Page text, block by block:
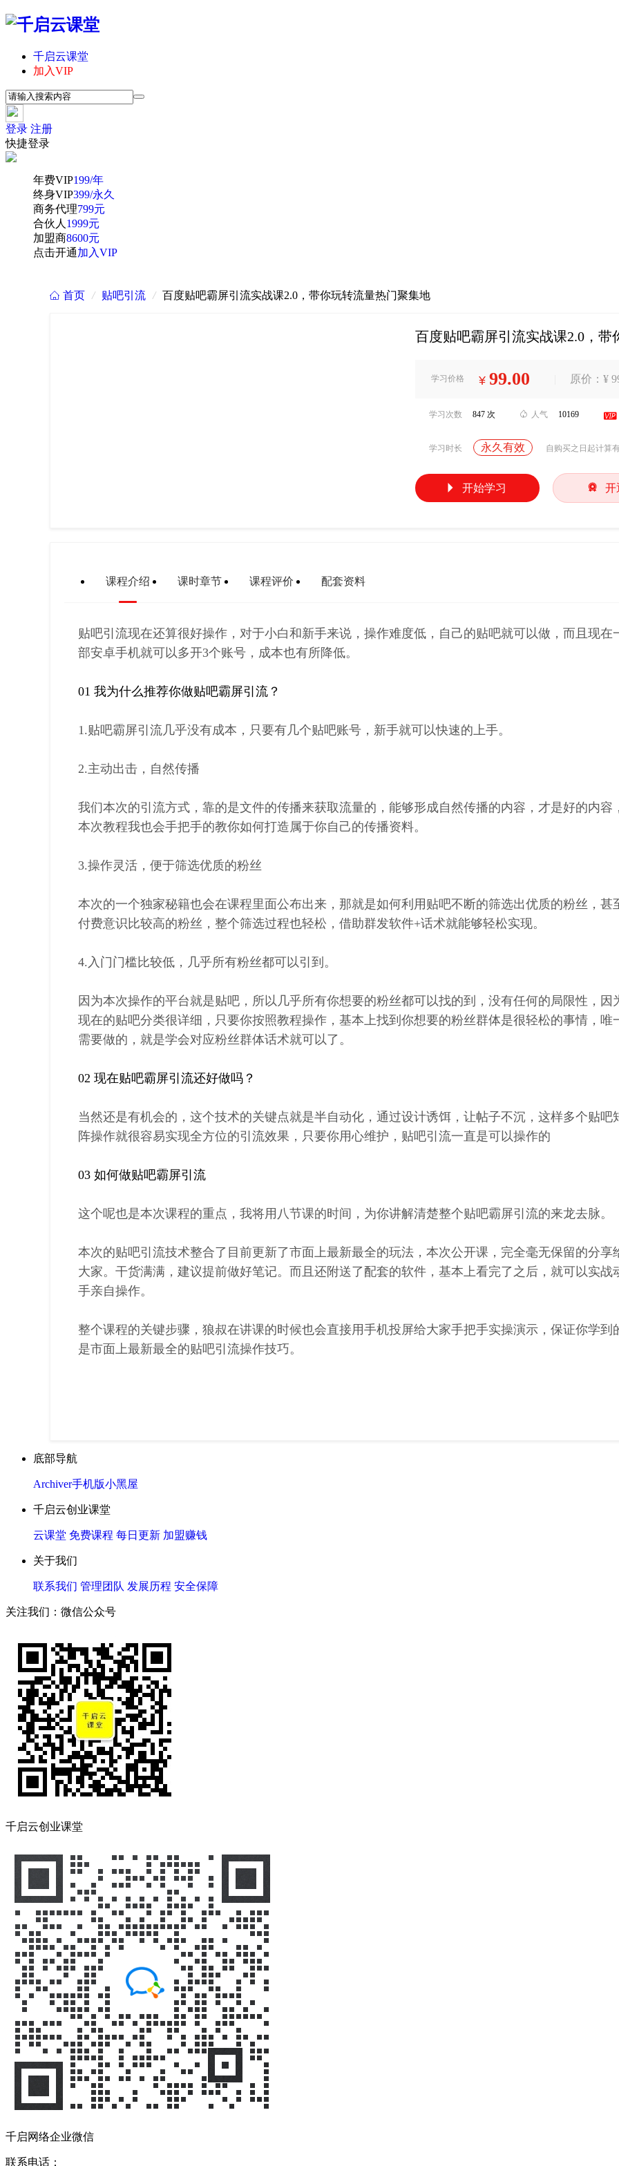
千启云课堂
加入VIP
登录 注册
快捷登录
年费VIP199/年
终身VIP399/永久
商务代理799元
合伙人 1999元
加盟商8600元
点击开通加入VIP
 首页 / 贴吧引流 / 百度贴吧霸屏引流实战课2.0，带你玩转流量热门聚集地
百度贴吧霸屏引流实战课2.0，带
学习价格 ¥ 99.00 原价：¥
学习次数 847 次  人气 10169 
学习时长 永久有效 自购买之日起计算
 开始学习  开
课程介绍 课时章节 课程评价 配套资料
贴吧引流现在还算很好操作，对于小白和新手来说，操作难度低，自己的贴吧就可以做，而且现在
部安卓手机就可以多开3个账号，成本也有所降低。
01 我为什么推荐你做贴吧霸屏引流？
1.贴吧霸屏引流几乎没有成本，只要有几个贴吧账号，新手就可以快速的上手。
2.主动出击，自然传播
我们本次的引流方式，靠的是文件的传播来获取流量的，能够形成自然传播的内容，才是好的内容，
本次教程我也会手把手的教你如何打造属于你自己的传播资料。
3.操作灵活，便于筛选优质的粉丝
本次的一个独家秘籍也会在课程里面公布出来，那就是如何利用贴吧不断的筛选出优质的粉丝，甚
付费意识比较高的粉丝，整个筛选过程也轻松，借助群发软件+话术就能够轻松实现。
4.入门门槛比较低，几乎所有粉丝都可以引到。
因为本次操作的平台就是贴吧，所以几乎所有你想要的粉丝都可以找的到，没有任何的局限性，因
现在的贴吧分类很详细，只要你按照教程操作，基本上找到你想要的粉丝群体是很轻松的事情，唯
需要做的，就是学会对应粉丝群体话术就可以了。
02 现在贴吧霸屏引流还好做吗？
当然还是有机会的，这个技术的关键点就是半自动化，通过设计诱饵，让帖子不沉，这样多个贴吧
阵操作就很容易实现全方位的引流效果，只要你用心维护，贴吧引流一直是可以操作的
03 如何做贴吧霸屏引流
这个呢也是本次课程的重点，我将用八节课的时间，为你讲解清楚整个贴吧霸屏引流的来龙去脉。
本次的贴吧引流技术整合了目前更新了市面上最新最全的玩法，本次公开课，完全毫无保留的分享
大家。干货满满，建议提前做好笔记。而且还附送了配套的软件，基本上看完了之后，就可以实战
手亲自操作。
整个课程的关键步骤，狼叔在讲课的时候也会直接用手机投屏给大家手把手实操演示，保证你学到
是市面上最新最全的贴吧引流操作技巧。
底部导航
Archiver手机版小黑屋
千启云创业课堂
云课堂 免费课程 每日更新 加盟赚钱
关于我们
联系我们 管理团队 发展历程 安全保障
关注我们：微信公众号
千启云创业课堂
千启网络企业微信
联系电话：